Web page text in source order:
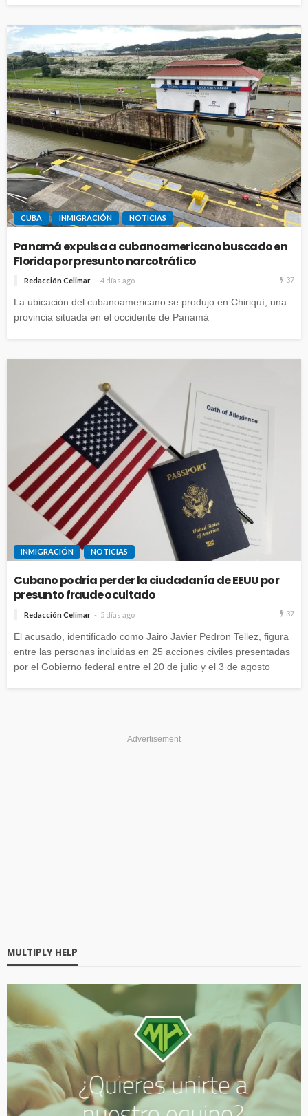
CUBA INMIGRACIÓN NOTICIAS
Panamá expulsa a cubanoamericano buscado en
Florida por presunto narcotráfico
Redacción Celimar 4 días ago 37
La ubicación del cubanoamericano se produjo en Chiriquí, una
provincia situada en el occidente de Panamá
INMIGRACIÓN NOTICIAS
Cubano podría perder la ciudadanía de EEUU por
presunto fraude ocultado
Redacción Celimar 5 días ago 37
El acusado, identificado como Jairo Javier Pedron Tellez, figura
entre las personas incluidas en 25 acciones civiles presentadas
por el Gobierno federal entre el 20 de julio y el 3 de agosto
Advertisement
MULTIPLY HELP